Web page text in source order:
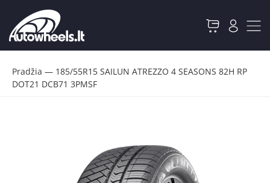
Pradžia — 185/55R15 SAILUN ATREZZO 4 SEASONS 82H RP
DOT21 DCB71 3PMSF